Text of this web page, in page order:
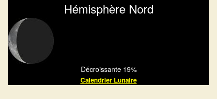
Arts Divinatoires : Percez les Mystères de l’Invisible
Magie: Le Savoir des Sorcières
Protection énergétique : Trouvez votre bouclier
intérieur
Hémisphère Nord
Décroissante 19%
Calendrier Lunaire